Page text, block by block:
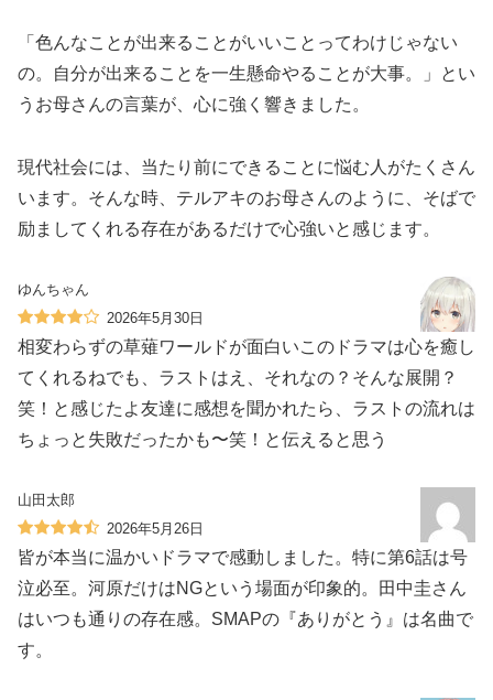
「色んなことが出来ることがいいことってわけじゃない
の。自分が出来ることを一生懸命やることが大事。」とい
うお母さんの言葉が、心に強く響きました。
現代社会には、当たり前にできることに悩む人がたくさん
います。そんな時、テルアキのお母さんのように、そばで
励ましてくれる存在があるだけで心強いと感じます。
ゆんちゃん
2026年5月30日
相変わらずの草薙ワールドが面白い️このドラマは心を癒し
てくれるね️でも、ラストはえ、それなの？そんな展開？
笑！と感じたよ友達に感想を聞かれたら、ラストの流れは
ちょっと失敗だったかも〜笑！と伝えると思う
山田太郎
2026年5月26日
皆が本当に温かいドラマで感動しました。特に第6話は号
泣必至。河原だけはNGという場面が印象的。田中圭さん
はいつも通りの存在感。SMAPの『ありがとう』は名曲で
す。